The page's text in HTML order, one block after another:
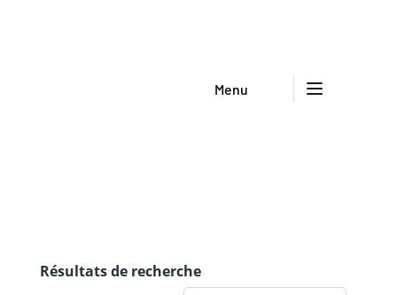
Menu
Résultats de recherche